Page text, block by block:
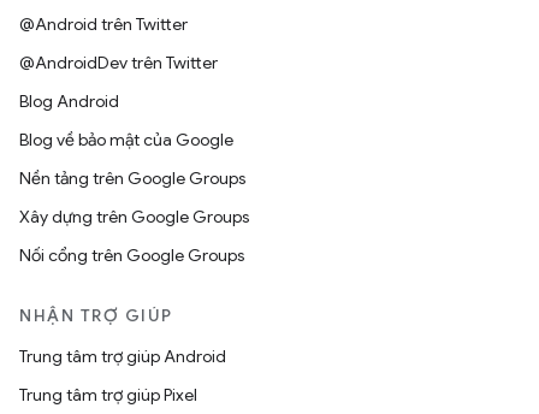
@Android trên Twitter
@AndroidDev trên Twitter
Blog Android
Blog về bảo mật của Google
Nền tảng trên Google Groups
Xây dựng trên Google Groups
Nối cổng trên Google Groups
NHẬN TRỢ GIÚP
Trung tâm trợ giúp Android
Trung tâm trợ giúp Pixel